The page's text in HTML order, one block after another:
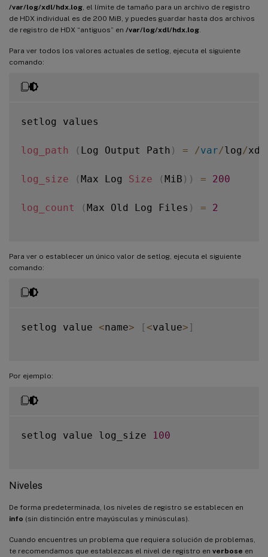
/var/log/xdl/hdx.log , el límite de tamaño para un archivo de registro
de HDX individual es de 200 MiB, y puedes guardar hasta dos archivos
de registro de HDX “antiguos” en /var/log/xdl/hdx.log
Para ver todos los valores actuales de setlog, ejecuta el siguiente
comando:
setlog values
log_path ( Log Output Path ) = /var/log /xdl
log_size (Max Log Size (MiB ) ) = 200
log_count (Max Old Log Files ) = 2
Para ver o establecer un único valor de setlog, ejecuta el siguiente
comando:
setlog value <name> [ <value> ]
Por ejemplo:
setlog value log_size 100
Niveles
De forma predeterminada, los niveles de registro se establecen en
info (sin distinción entre mayúsculas y minúsculas).
Cuando encuentres un problema que requiera solución de problemas,
te recomendamos que establezcas el nivel de registro en verbose en